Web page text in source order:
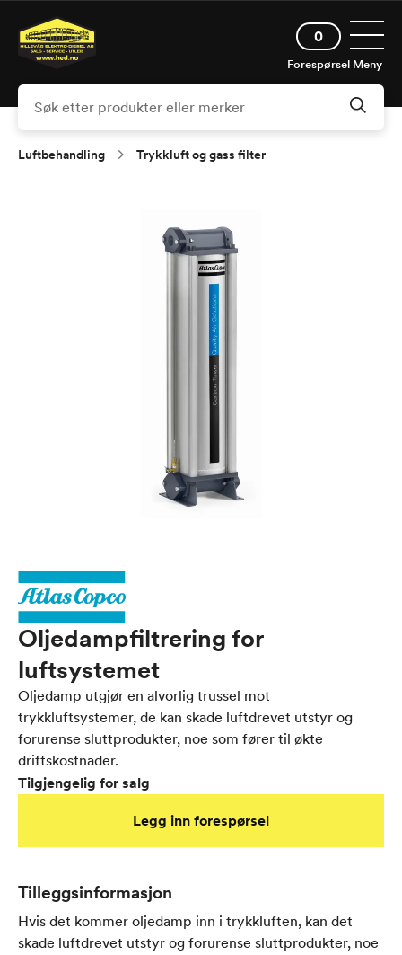
hovedinnhold
0
Forespørsel Meny
Luftbehandling Trykkluft og gass filter
Oljedampfiltrering for
luftsystemet
Oljedamp utgjør en alvorlig trussel mot
trykkluftsystemer, de kan skade luftdrevet utstyr og
forurense sluttprodukter, noe som fører til økte
driftskostnader.
Tilgjengelig for salg
Legg inn forespørsel
Tilleggsinformasjon
Hvis det kommer oljedamp inn i trykkluften, kan det
skade luftdrevet utstyr og forurense sluttprodukter, noe